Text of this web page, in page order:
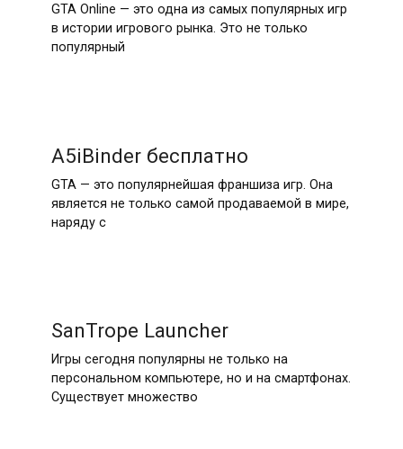
GTA Online — это одна из самых популярных игр
в истории игрового рынка. Это не только
популярный
A5iBinder бесплатно
GTA — это популярнейшая франшиза игр. Она
является не только самой продаваемой в мире,
наряду с
SanTrope Launcher
Игры сегодня популярны не только на
персональном компьютере, но и на смартфонах.
Существует множество